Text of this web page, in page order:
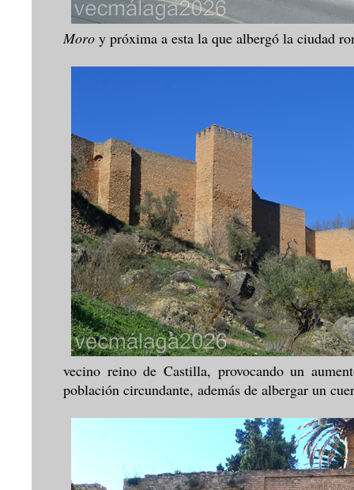
Moro y próxima a esta la que albergó la ciudad
vecino reino de Castilla, provocando un
población circundante, además de albergar un